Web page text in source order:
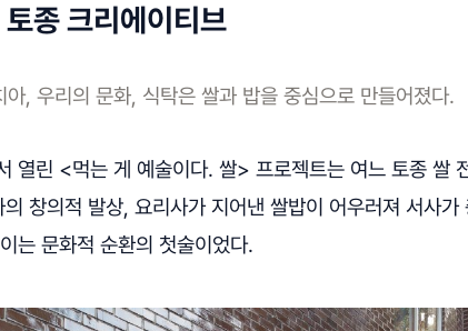
종 크리에이티브
아, 우리의 문화, 식탁은 쌀과 밥을 중심으로 만들어졌다.
열린 <먹는 게 예술이다. 쌀> 프로젝트는 여느 토종 쌀
창의적 발상, 요리사가 지어낸 쌀밥이 어우러져 서사가
는 문화적 순환의 첫술이었다.